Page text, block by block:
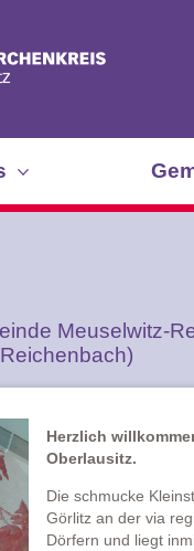
Meuselwitz-
Herzlich
Oberlausitz.
Die schmucke
Görlitz an der via
Dörfern und liegt